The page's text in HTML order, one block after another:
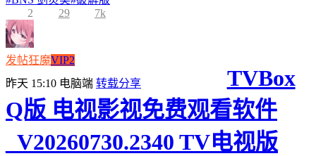
2
29 7k
发帖狂魔VIP2
昨天 15:10 电脑端 转载分享
TVBox
Q版 电视影视免费观看软件
_V20260730.2340 TV电视版